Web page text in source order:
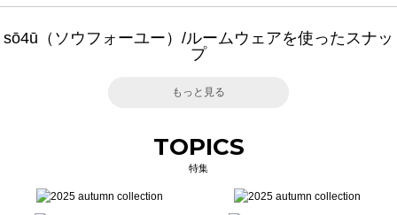
sō4ū（ソウフォーユー）/ルームウェアを使ったスナッ
プ
もっと見る
TOPICS
特集